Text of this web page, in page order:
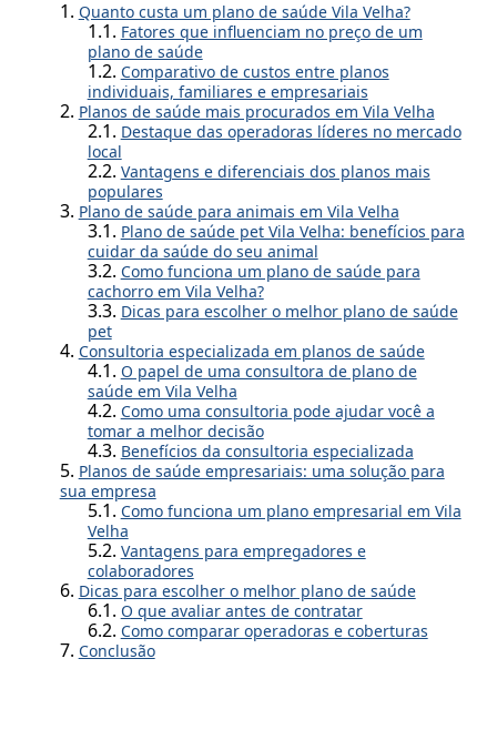
Quanto custa um plano de saúde Vila Velha?
Fatores que influenciam no preço de um
plano de saúde
Comparativo de custos entre planos
individuais, familiares e empresariais
Planos de saúde mais procurados em Vila Velha
Destaque das operadoras líderes no mercado
local
Vantagens e diferenciais dos planos mais
populares
Plano de saúde para animais em Vila Velha
Plano de saúde pet Vila Velha: benefícios para
cuidar da saúde do seu animal
Como funciona um plano de saúde para
cachorro em Vila Velha?
Dicas para escolher o melhor plano de saúde
pet
Consultoria especializada em planos de saúde
O papel de uma consultora de plano de
saúde em Vila Velha
Como uma consultoria pode ajudar você a
tomar a melhor decisão
Benefícios da consultoria especializada
Planos de saúde empresariais: uma solução para
sua empresa
Como funciona um plano empresarial em Vila
Velha
Vantagens para empregadores e
colaboradores
Dicas para escolher o melhor plano de saúde
O que avaliar antes de contratar
Como comparar operadoras e coberturas
Conclusão